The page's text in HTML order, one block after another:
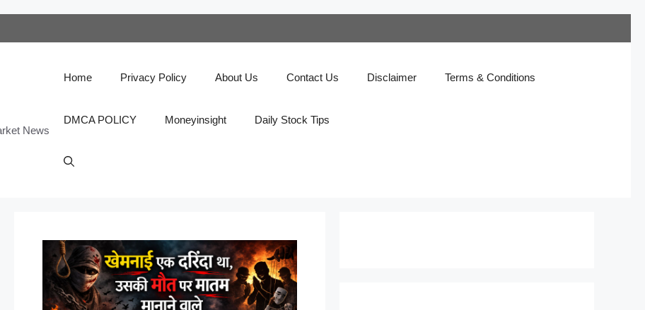
News
Home Privacy Policy About Us Contact Us Disclaimer Terms & Conditions
DMCA POLICY Moneyinsight Daily Stock Tips